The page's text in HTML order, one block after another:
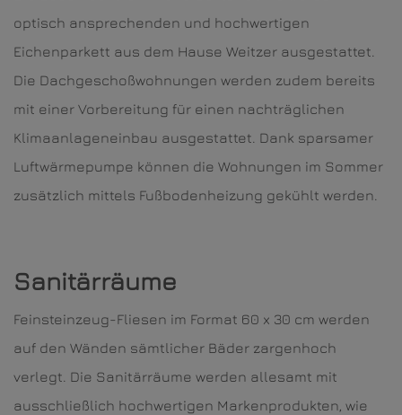
optisch ansprechenden und hochwertigen
Eichenparkett aus dem Hause Weitzer ausgestattet.
Die Dachgeschoßwohnungen werden zudem bereits
mit einer Vorbereitung für einen nachträglichen
Klimaanlageneinbau ausgestattet. Dank sparsamer
Luftwärmepumpe können die Wohnungen im Sommer
zusätzlich mittels Fußbodenheizung gekühlt werden.
Sanitärräume
Feinsteinzeug-Fliesen im Format 60 x 30 cm werden
auf den Wänden sämtlicher Bäder zargenhoch
verlegt. Die Sanitärräume werden allesamt mit
ausschließlich hochwertigen Markenprodukten, wie